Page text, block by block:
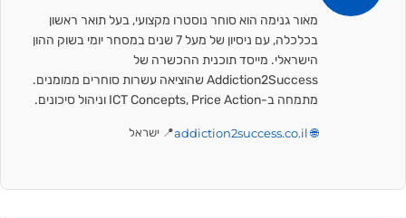
מאור גנימה הוא סוחר נוסטרו מקצועי, בעל תואר ראשון
בכלכלה, עם ניסיון של מעל 7 שנים במסחר יומי בשוק ההון
הישראלי. מייסד תוכנית ההכשרה של
Addiction2Success שהוציאה עשרות סוחרים ממומנים.
מתמחה ב-ICT Concepts, Price Action וניהול סיכונים.
🌐 addiction2success.co.il 📍 ישראל